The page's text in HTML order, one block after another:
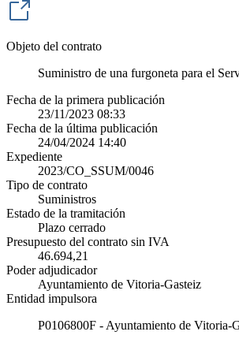
Objeto del contrato
Suministro de una furgoneta para el
Fecha de la primera publicación
23/11/2023 08:33
Fecha de la última publicación
24/04/2024 14:40
Expediente
2023/CO_SSUM/0046
Tipo de contrato
Suministros
Estado de la tramitación
Plazo cerrado
Presupuesto del contrato sin IVA
46.694,21
Poder adjudicador
Ayuntamiento de Vitoria-Gasteiz
Entidad impulsora
P0106800F - Ayuntamiento de Vitoria-